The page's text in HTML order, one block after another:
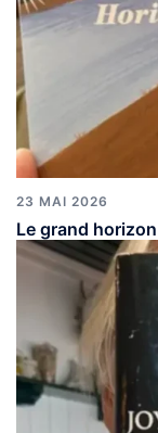
23 MAI 2026
Le grand horizon